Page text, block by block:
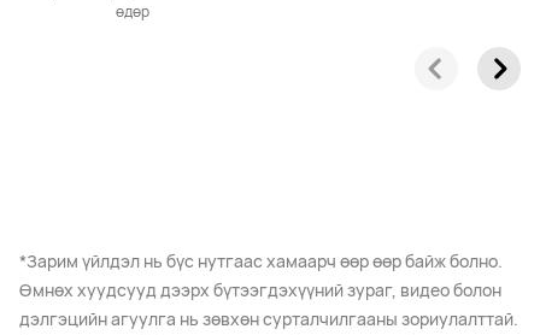
өдөр
*Зарим үйлдэл нь бүс нутгаас хамаарч өөр өөр байж болно.
Өмнөх хуудсууд дээрх бүтээгдэхүүний зураг, видео болон
дэлгэцийн агуулга нь зөвхөн сурталчилгааны зориулалттай.